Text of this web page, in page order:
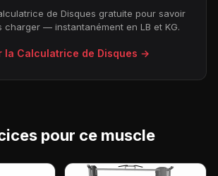
de Disques gratuite pour savoir
charger — instantanément en LB et KG.
la Calculatrice de Disques →
pour ce muscle